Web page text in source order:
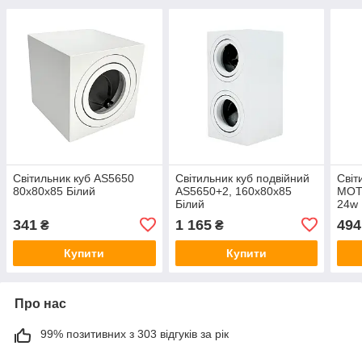
Світильник куб AS5650
80x80x85 Білий
341 ₴
Купити
Світильник куб подвійний
AS5650+2, 160x80x85
Білий
1 165₴
Купити
494
Про нас
99% позитивних з 303 відгуків за рік